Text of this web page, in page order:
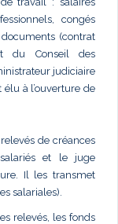
congés
(contrat
du Conseil des
judiciaire
à l’ouverture de
de créances
et le juge
Il les transmet
salariales).
relevés, les fonds